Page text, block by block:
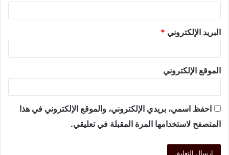
البريد الإلكتروني *
الموقع الإلكتروني
احفظ اسمي، بريدي الإلكتروني، والموقع الإلكتروني في هذا
المتصفح لاستخدامها المرة المقبلة في تعليقي.